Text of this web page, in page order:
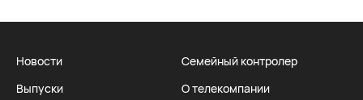
Новости
Выпуски
Семейный контролер
О телекомпании